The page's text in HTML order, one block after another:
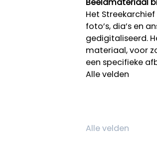
Het
foto’s, dia’s en
gedigitaliseerd.
materiaal, voor
een specifieke
Alle velden